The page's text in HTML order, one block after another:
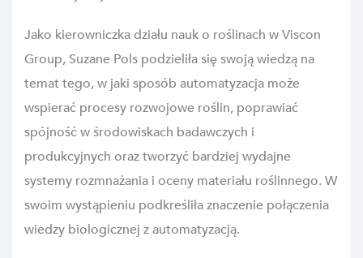
Jako kierowniczka działu nauk o roślinach w Viscon
Group, Suzane Pols podzieliła się swoją wiedzą na
temat tego, w jaki sposób automatyzacja może
wspierać procesy rozwojowe roślin, poprawiać
spójność w środowiskach badawczych i
produkcyjnych oraz tworzyć bardziej wydajne
systemy rozmnażania i oceny materiału roślinnego. W
swoim wystąpieniu podkreśliła znaczenie połączenia
wiedzy biologicznej z automatyzacją.